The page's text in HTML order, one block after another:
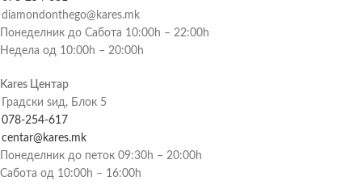
diamondonthego@kares.mk
Понеделник до Сабота 10:00h – 22:00h
Недела од 10:00h – 20:00h
Kares Центар
Градски ѕид, Блок 5
078-254-617
centar@kares.mk
Понеделник до петок 09:30h – 20:00h
Сабота од 10:00h – 16:00h